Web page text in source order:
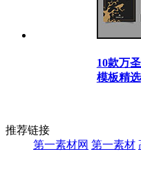
10款万
模板精选
推荐链接
第一素材网 第一素材